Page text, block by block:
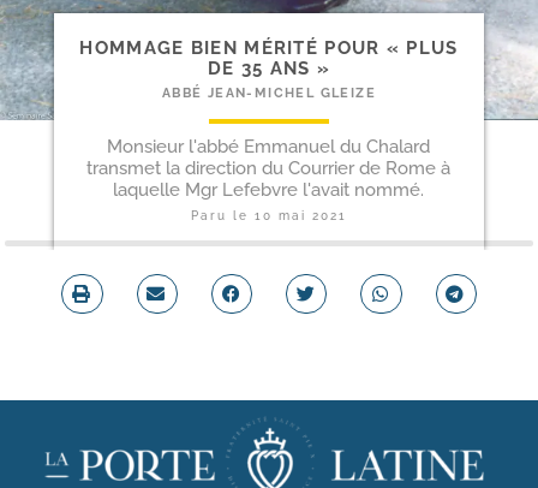
HOMMAGE BIEN MÉRITÉ POUR « PLUS
DE 35 ANS »
ABBÉ JEAN-MICHEL GLEIZE
Monsieur l'abbé Emmanuel du Chalard
transmet la direction du Courrier de Rome à
laquelle Mgr Lefebvre l'avait nommé.
Paru le 10 mai 2021